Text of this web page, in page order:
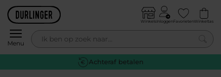
Skip to content
Menu
WinkelsInloggenFavorietenWinkeltas
0
Achteraf betalen